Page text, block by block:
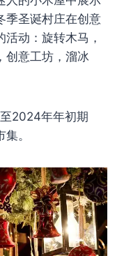
季圣诞村庄在创意
动：旋转木马，
创意工坊，溜冰
2024年年初期
。